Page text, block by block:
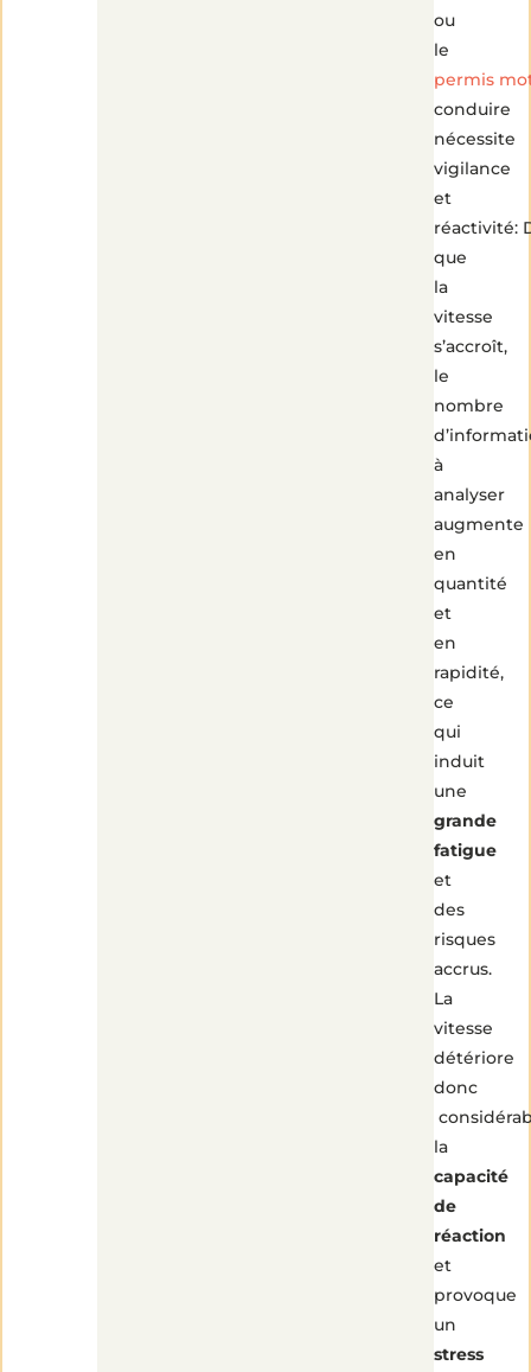
ou
le
permis
conduire
nécessite
vigilance
et
réactivité:
que
la
vitesse
s’accroît,
le
nombre
à
analyser
augmente
en
quantité
et
en
rapidité,
ce
qui
induit
une
grande
fatigue
et
des
risques
accrus.
La
vitesse
détériore
donc
la
capacité
de
réaction
et
provoque
un
stress